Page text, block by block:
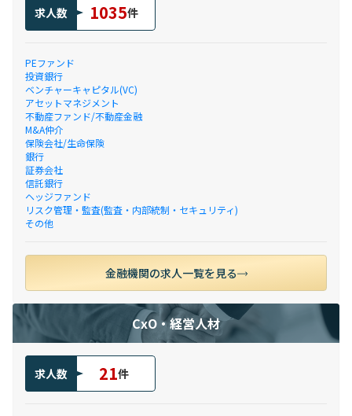
求人数 1035件
PEファンド
投資銀行
ベンチャーキャピタル(VC)
アセットマネジメント
不動産ファンド/不動産金融
M&A仲介
保険会社/生命保険
銀行
証券会社
信託銀行
ヘッジファンド
リスク管理・監査(監査・内部統制・セキュリティ)
その他
金融機関の求人一覧を見る
CxO・経営人材
求人数 21件